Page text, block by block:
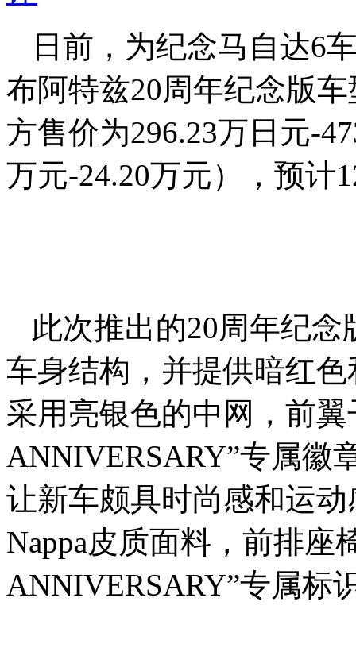
日前，为纪念马自达6
布阿特兹20周年纪念版
方售价为296.23万日元-
万元-24.20万元），预计
此次推出的20周年纪
车身结构，并提供暗红
采用亮银色的中网，前翼
ANNIVERSARY”专属徽
让新车颇具时尚感和运
Nappa皮质面料，前排座
ANNIVERSARY”专属标